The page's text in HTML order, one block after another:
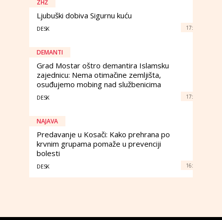
ZHŽ
Ljubuški dobiva Sigurnu kuću
DESK 17:
DEMANTI
Grad Mostar oštro demantira Islamsku
zajednicu: Nema otimačine zemljišta,
osuđujemo mobing nad službenicima
DESK 17:
NAJAVA
Predavanje u Kosači: Kako prehrana po
krvnim grupama pomaže u prevenciji
bolesti
DESK 16: